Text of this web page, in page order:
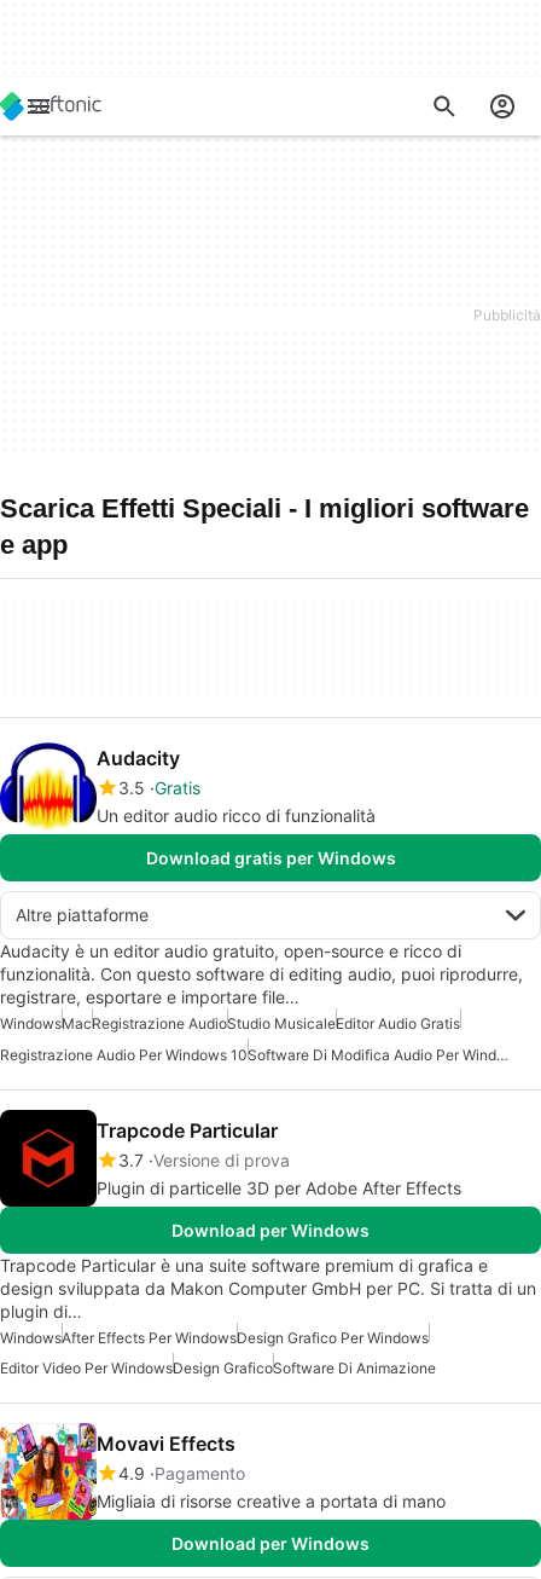
Scarica Effetti Speciali - I migliori software
e app
Audacity
3.5 Gratis
Un editor audio ricco di funzionalità
Download gratis per Windows
Altre piattaforme
Audacity è un editor audio gratuito, open-source e ricco di
funzionalità. Con questo software di editing audio, puoi riprodurre,
registrare, esportare e importare file…
WindowsMacRegistrazione AudioStudio MusicaleEditor Audio Gratis
Registrazione Audio Per Windows 10
Software Di Modifica Audio Per Windows 7
Trapcode Particular
3.7 Versione di prova
Plugin di particelle 3D per Adobe After Effects
Download per Windows
Trapcode Particular è una suite software premium di grafica e
design sviluppata da Makon Computer GmbH per PC. Si tratta di un
plugin di…
WindowsAfter Effects Per WindowsDesign Grafico Per Windows
Editor Video Per WindowsDesign GraficoSoftware Di Animazione
Movavi Effects
4.9 Pagamento
Migliaia di risorse creative a portata di mano
Download per Windows